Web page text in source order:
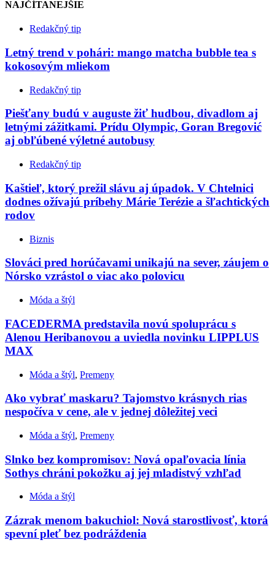
NAJČÍTANEJŠIE
Redakčný tip
Letný trend v pohári: mango matcha bubble tea s
kokosovým mliekom
Redakčný tip
Piešťany budú v auguste žiť hudbou, divadlom aj
letnými zážitkami. Prídu Olympic, Goran Bregović
aj obľúbené výletné autobusy
Redakčný tip
Kaštieľ, ktorý prežil slávu aj úpadok. V Chtelnici
dodnes ožívajú príbehy Márie Terézie a šľachtických
rodov
Biznis
Slováci pred horúčavami unikajú na sever, záujem o
Nórsko vzrástol o viac ako polovicu
Móda a štýl
FACEDERMA predstavila novú spoluprácu s
Alenou Heribanovou a uviedla novinku LIPPLUS
MAX
Móda a štýl, Premeny
Ako vybrať maskaru? Tajomstvo krásnych rias
nespočíva v cene, ale v jednej dôležitej veci
Móda a štýl, Premeny
Slnko bez kompromisov: Nová opaľovacia línia
Sothys chráni pokožku aj jej mladistvý vzhľad
Móda a štýl
Zázrak menom bakuchiol: Nová starostlivosť, ktorá
spevní pleť bez podráždenia